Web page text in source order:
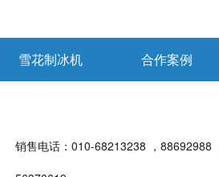
雪花制冰机 合作案例
销售电话：010-68213238 ，88692988